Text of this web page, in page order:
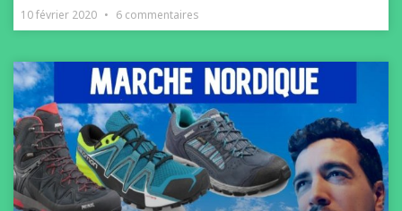
10 février 2020 6 commentaires